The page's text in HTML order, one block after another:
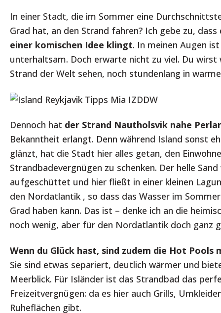
In einer Stadt, die im Sommer eine
Grad hat, an den Strand fahren? Ich gebe zu,
einer komischen Idee klingt. In meinen Augen
unterhaltsam. Doch erwarte nicht zu viel. Du wirst
Strand der Welt sehen, noch stundenlang in
Dennoch hat der Strand Nautholsvik nahe
Bekanntheit erlangt. Denn während Island sonst
glänzt, hat die Stadt hier alles getan, den
Strandbadevergnügen zu schenken. Der helle
aufgeschüttet und hier fließt in einer kleinen
den Nordatlantik , so dass das Wasser im
Grad haben kann. Das ist – denke ich an die
noch wenig, aber für den Nordatlantik doch ganz
Wenn du Glück hast, sind zudem die Hot Pools
Sie sind etwas separiert, deutlich wärmer und
Meerblick. Für Isländer ist das Strandbad das
Freizeitvergnügen: da es hier auch Grills,
Ruheflächen gibt.